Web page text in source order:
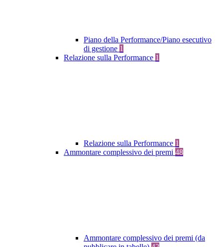
Piano della Performance/Piano esecutivo
di gestione 1
Relazione sulla Performance 1
Relazione sulla Performance 1
Ammontare complessivo dei premi 48
Ammontare complessivo dei premi (da